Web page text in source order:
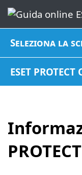
Seleziona la
ESET